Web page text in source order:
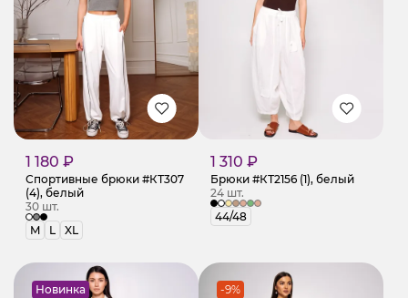
1 180 ₽
Спортивные брюки #КТ307
(4), белый
30 шт.
M
L XL
1 310 ₽
Брюки #КТ2156 (1), белый
24 шт.
44/48
Новинка -9%